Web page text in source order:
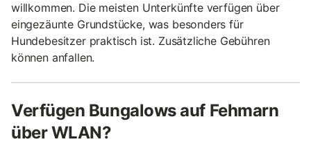
willkommen. Die meisten Unterkünfte verfügen über
eingezäunte Grundstücke, was besonders für
Hundebesitzer praktisch ist. Zusätzliche Gebühren
können anfallen.
Verfügen Bungalows auf Fehmarn
über WLAN?